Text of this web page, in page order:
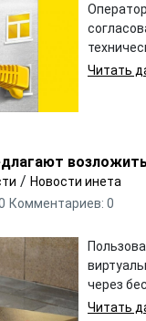
Читать
/ Новости инета
Комментариев: 0
через
Читать